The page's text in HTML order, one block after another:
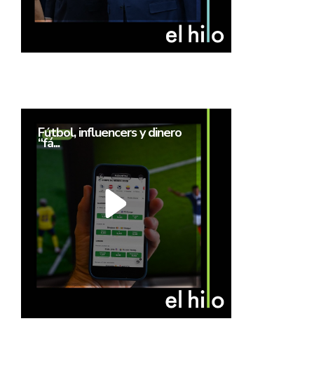
Fútbol, influencers y dinero
“fá...